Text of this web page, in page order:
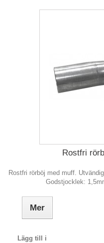
Rostfri
Rostfri rörböj med muff.
Godstjocklek:
Mer
Lägg till i